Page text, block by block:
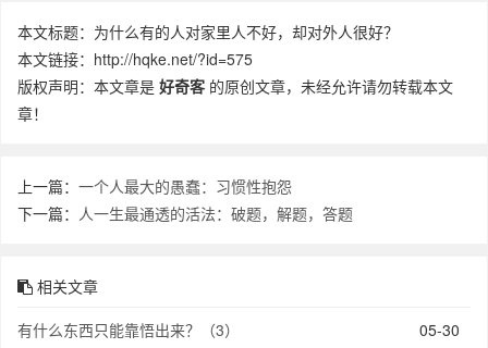
本文标题：为什么有的人对家里人不好，却对外人很好？
本文链接：http://hqke.net/?id=575
版权声明：本文章是 好奇客 的原创文章，未经允许请勿转载本文
章！
上一篇： 一个人最大的愚蠢：习惯性抱怨
下一篇： 人一生最通透的活法：破题，解题，答题
相关文章
05-30
有什么东西只能靠悟出来？（3）